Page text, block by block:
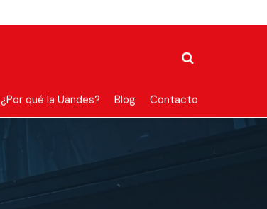
¿Por qué la Uandes? Blog Contacto